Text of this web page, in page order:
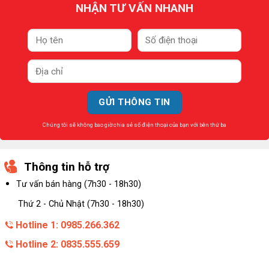
NHẬN TƯ VẤN NHANH
Chúng tôi sẽ không bao giờ chia sẻ số điện thoại của bạn với bên thứ ba
Thông tin hỗ trợ
Tư vấn bán hàng (7h30 - 18h30)
Thứ 2 - Chủ Nhật (7h30 - 18h30)
Hotline 1: 0985.266.362
Hotline 2: 0835.555.659